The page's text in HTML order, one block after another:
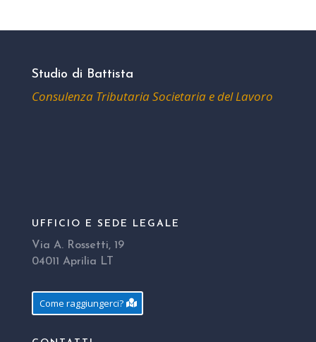
Studio di Battista
Consulenza Tributaria Societaria e del Lavoro
UFFICIO E SEDE LEGALE
Via A. Rossetti, 19
04011 Aprilia LT
Come raggiungerci?